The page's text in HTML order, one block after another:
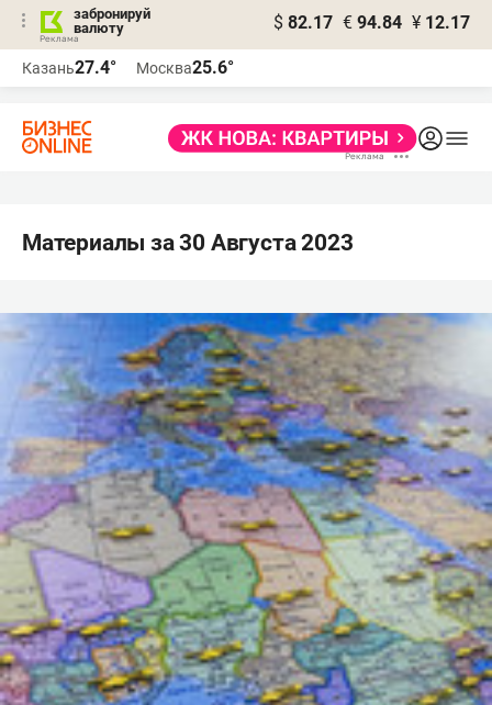
забронируй
валюту
$ 82.17 € 94.84 ¥ 12.17
Казань27.4° Москва25.6°
Материалы за 30 Августа 2023